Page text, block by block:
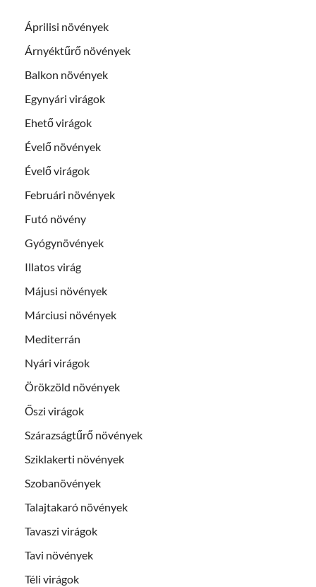
Áprilisi növények
Árnyéktűrő növények
Balkon növények
Egynyári virágok
Ehető virágok
Évelő növények
Évelő virágok
Februári növények
Futó növény
Gyógynövények
Illatos virág
Májusi növények
Márciusi növények
Mediterrán
Nyári virágok
Örökzöld növények
Őszi virágok
Szárazságtűrő növények
Sziklakerti növények
Szobanövények
Talajtakaró növények
Tavaszi virágok
Tavi növények
Téli virágok